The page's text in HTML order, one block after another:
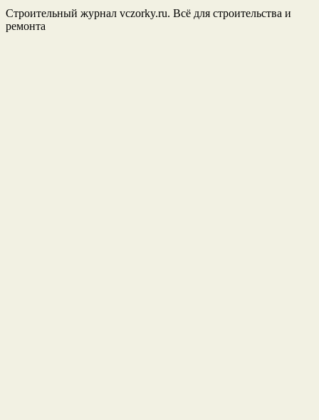
Строительный журнал vczorky.ru. Всё для строительства и
ремонта